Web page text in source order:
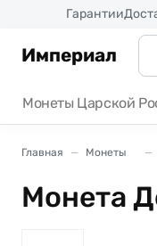
Гарантии
Империал
Монеты Царской
Главная Монеты
Монета